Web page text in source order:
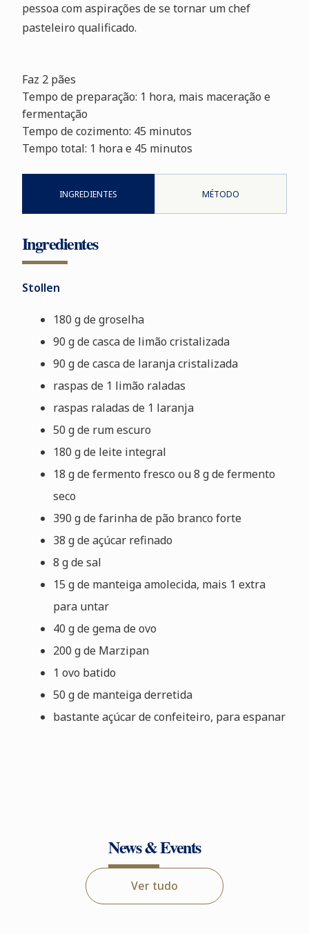
pessoa com aspirações de se tornar um chef
pasteleiro qualificado.
Faz 2 pães
Tempo de preparação: 1 hora, mais maceração e
fermentação
Tempo de cozimento: 45 minutos
Tempo total: 1 hora e 45 minutos
INGREDIENTES MÉTODO
Ingredientes
Stollen
180 g de groselha
90 g de casca de limão cristalizada
90 g de casca de laranja cristalizada
raspas de 1 limão raladas
raspas raladas de 1 laranja
50 g de rum escuro
180 g de leite integral
18 g de fermento fresco ou 8 g de fermento
seco
390 g de farinha de pão branco forte
38 g de açúcar refinado
8 g de sal
15 g de manteiga amolecida, mais 1 extra
para untar
40 g de gema de ovo
200 g de Marzipan
1 ovo batido
50 g de manteiga derretida
bastante açúcar de confeiteiro, para espanar
News & Events
Ver tudo